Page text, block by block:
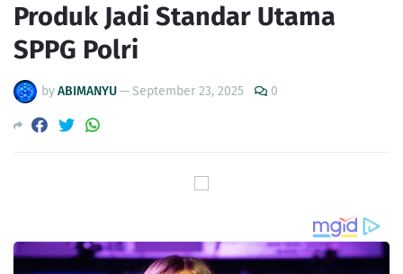
Produk Jadi Standar Utama
SPPG Polri
byABIMANYU—September 23, 2025 0